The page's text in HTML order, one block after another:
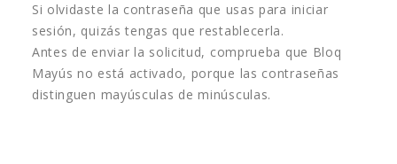
Si olvidaste la contraseña que usas para iniciar
sesión, quizás tengas que restablecerla.
Antes de enviar la solicitud, comprueba que Bloq
Mayús no está activado, porque las contraseñas
distinguen mayúsculas de minúsculas.